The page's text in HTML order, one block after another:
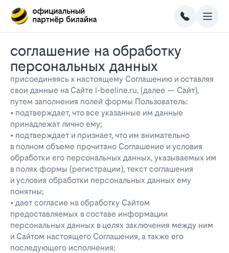
соглашение на обработку
персональных данных
присоединяясь к настоящему Соглашению и оставляя
свои данные на Сайте l-beeline.ru, (далее — Сайт),
путем заполнения полей формы Пользователь:
• подтверждает, что все указанные им данные
принадлежат лично ему;
• подтверждает и признает, что им внимательно
в полном объеме прочитано Соглашение и условия
обработки его персональных данных, указываемых им
в полях формы (регистрации), текст соглашения
и условия обработки персональных данных ему
понятны;
• дает согласие на обработку Сайтом
предоставляемых в составе информации
персональных данных в целях заключения между ним
и Сайтом настоящего Соглашения, а также его
последующего исполнения;